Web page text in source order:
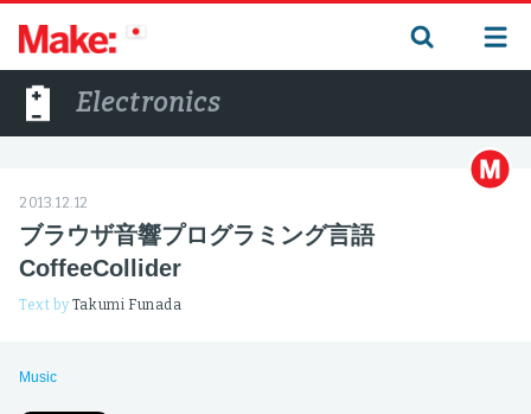
Electronics
2013.12.12
ブラウザ音響プログラミング言語
CoffeeCollider
Text byTakumi Funada
Music